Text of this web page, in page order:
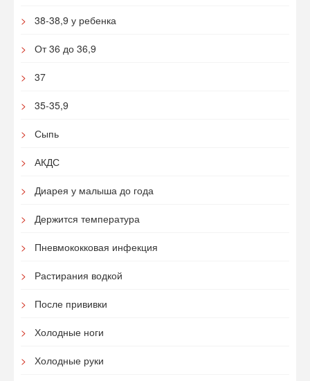
38-38,9 у ребенка
От 36 до 36,9
37
35-35,9
Сыпь
АКДС
Диарея у малыша до года
Держится температура
Пневмококковая инфекция
Растирания водкой
После прививки
Холодные ноги
Холодные руки